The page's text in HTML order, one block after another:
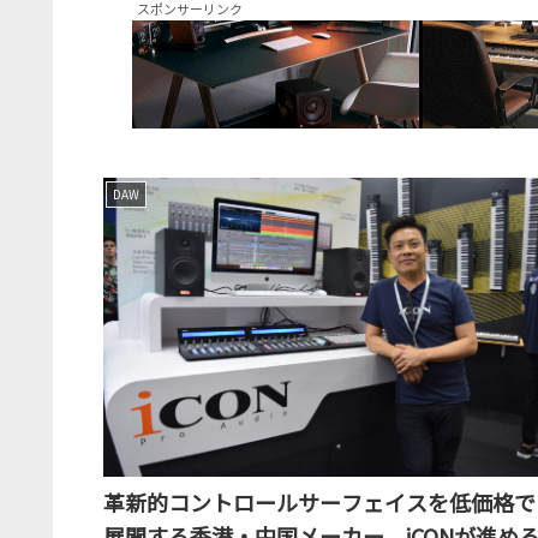
スポンサーリンク
DAW
革新的コントロールサーフェイスを低価格で